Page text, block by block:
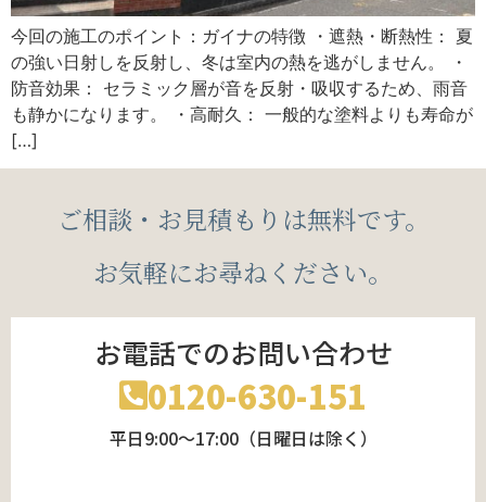
今回の施工のポイント：ガイナの特徴 ・遮熱・断熱性： 夏
の強い日射しを反射し、冬は室内の熱を逃がしません。 ・
防音効果： セラミック層が音を反射・吸収するため、雨音
も静かになります。 ・高耐久： 一般的な塗料よりも寿命が
[…]
ご相談・お見積もりは無料です。
お気軽にお尋ねください。
お電話でのお問い合わせ
0120-630-151
平日9:00～17:00（日曜日は除く）